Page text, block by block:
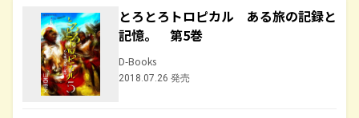
とろとろトロピカル ある旅の記録と
記憶。 第5巻
D-Books
2018.07.26 発売